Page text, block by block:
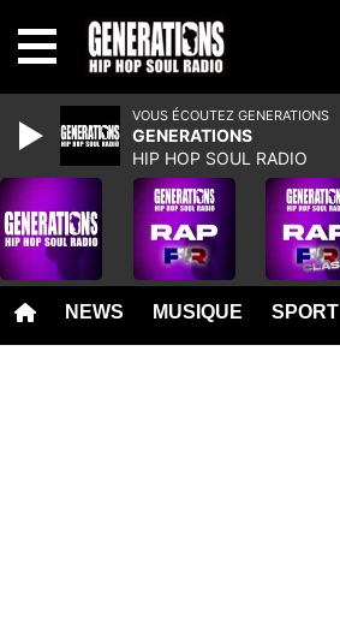
NEWS MUSIQUE SPORT
VOUS ÉCOUTEZ GENERATIONS
GENERATIONS
HIP HOP SOUL RADIO